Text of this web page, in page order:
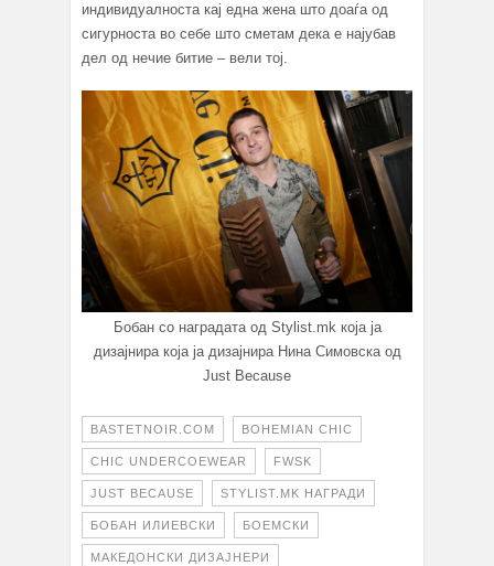
индивидуалноста кај една жена што доаѓа од
сигурноста во себе што сметам дека е најубав
дел од нечие битие – вели тој.
Бобан со наградата од Stylist.mk која ја
дизајнира која ја дизајнира Нина Симовска од
Just Because
BASTETNOIR.COM BOHEMIAN CHIC
CHIC UNDERCOEWEAR FWSK
JUST BECAUSE STYLIST.MK НАГРАДИ
БОБАН ИЛИЕВСКИ БОЕМСКИ
МАКЕДОНСКИ ДИЗАЈНЕРИ